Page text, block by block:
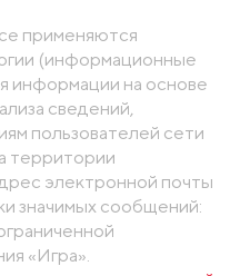
применяются
(информационные
информации на основе
сведений,
пользователей сети
территории
электронной почты
значимых сообщений:
«Игра».